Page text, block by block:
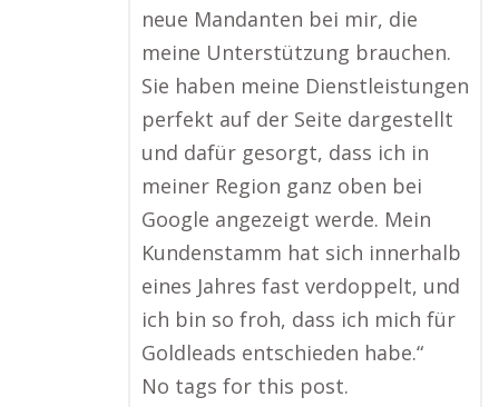
neue Mandanten bei mir, die
meine Unterstützung brauchen.
Sie haben meine Dienstleistungen
perfekt auf der Seite dargestellt
und dafür gesorgt, dass ich in
meiner Region ganz oben bei
Google angezeigt werde. Mein
Kundenstamm hat sich innerhalb
eines Jahres fast verdoppelt, und
ich bin so froh, dass ich mich für
Goldleads entschieden habe.“
No tags for this post.